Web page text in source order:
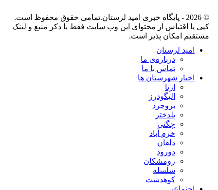
© 2026 - پایگاه خبری اميد لرستان.تمامی حقوق محفوظ است.
کپی یا اقتباس از محتوای این وب سایت فقط با ذکر منبع و لینک
مستقیم امکان پذیر است.
امید لرستان
درباره‌ی ما
تماس با ما
اخبار شهرستان ها
ازنا
الیگودرز
بروجرد
پلدختر
چگنی
خرم آباد
دلفان
دورود
رومشکان
سلسله
کوهدشت